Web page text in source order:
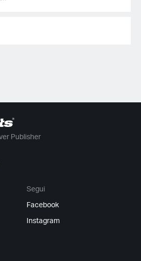
Publisher
Segui
Facebook
Instagram